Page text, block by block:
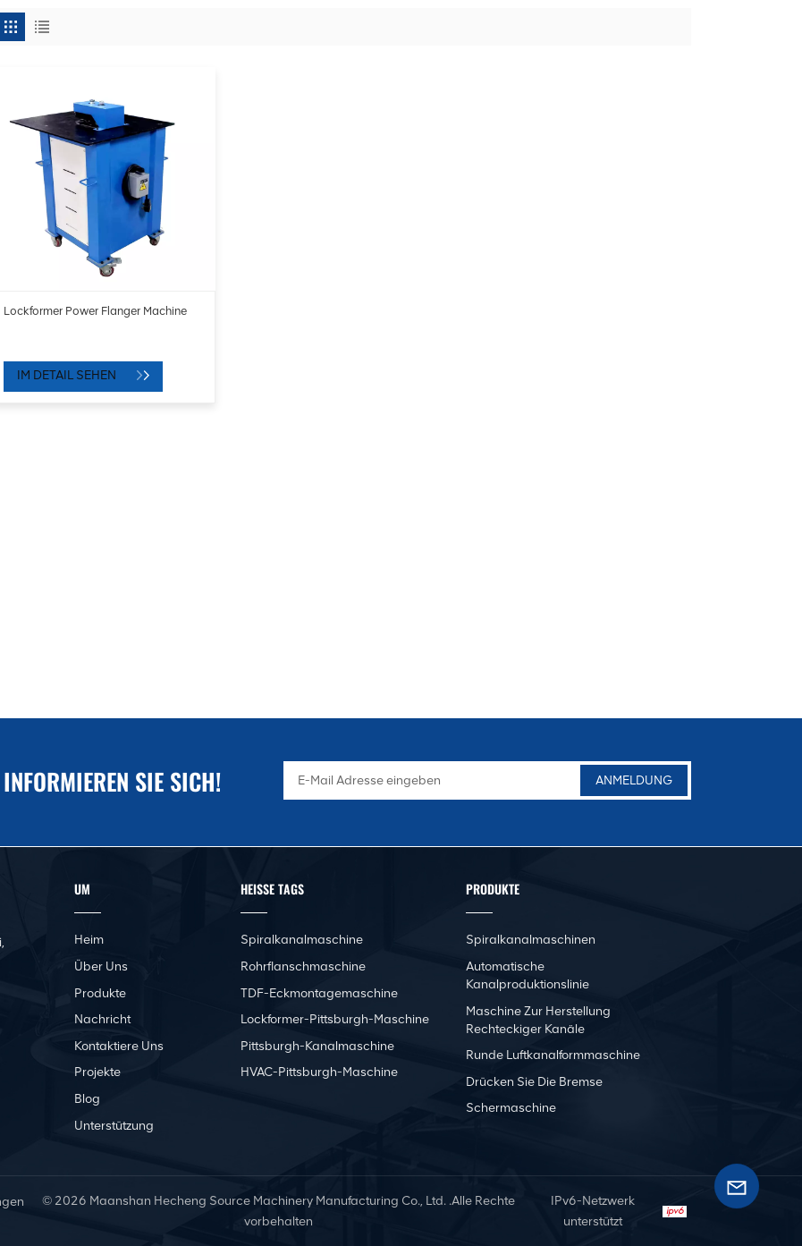
Lockformer Power Flanger Machine
IM DETAIL SEHEN
SIE SICH!
UM
Heim
Über Uns
Produkte
Nachricht
Kontaktiere Uns
Projekte
Blog
Unterstützung
HEISSE TAGS
Spiralkanalmaschine
Rohrflanschmaschine
TDF-Eckmontagemaschine
Lockformer-Pittsburgh-Maschine
Pittsburgh-Kanalmaschine
HVAC-Pittsburgh-Maschine
PRODUKTE
Spiralkanalmaschinen
Automatische
Kanalproduktionslinie
Maschine Zur Herstellung
Rechteckiger Kanäle
Runde Luftkanalformmaschine
Drücken Sie Die Bremse
Schermaschine
© 2026 Maanshan Hecheng Source Machinery Manufacturing Co., Ltd. .Alle Rechte
vorbehalten
IPv6-Netzwerk
unterstützt